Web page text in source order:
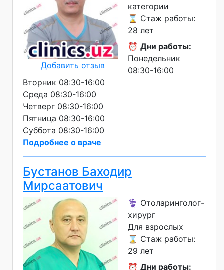
Добавить отзыв
категории
⌛ Стаж работы:
28 лет
⏰ Дни работы:
Понедельник
08:30-16:00
Вторник 08:30-16:00
Среда 08:30-16:00
Четверг 08:30-16:00
Пятница 08:30-16:00
Суббота 08:30-16:00
Подробнее о враче
Бустанов Баходир
Мирсаатович
⚕️ Отоларинголог-
хирург
Для взрослых
⌛ Стаж работы:
29 лет
⏰ Дни работы: